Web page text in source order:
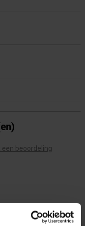
beoordeling